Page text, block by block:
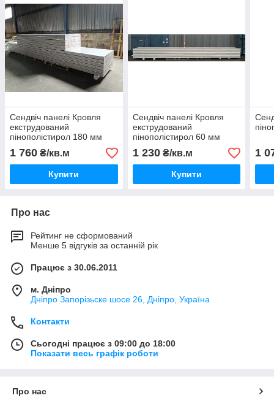
Сендвіч панелі Кровля
екструдований
пінополістирол 180 мм
1 760 ₴/кв.м
Купити
Сендвіч панелі Кровля
екструдований
пінополістирол 60 мм
1 230₴/кв.м
Купити
1
Про нас
Рейтинг не сформований
Менше 5 відгуків за останній рік
Працює з 30.06.2011
м. Дніпро
Дніпро Запорізьске шосе 26, Дніпро, Україна
Контакти
Сьогодні працює з 09:00 до 18:00
Показати весь графік роботи
Про нас